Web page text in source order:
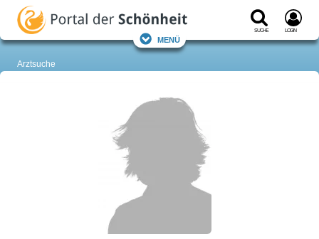
Suche Login
Menü
Arztsuche